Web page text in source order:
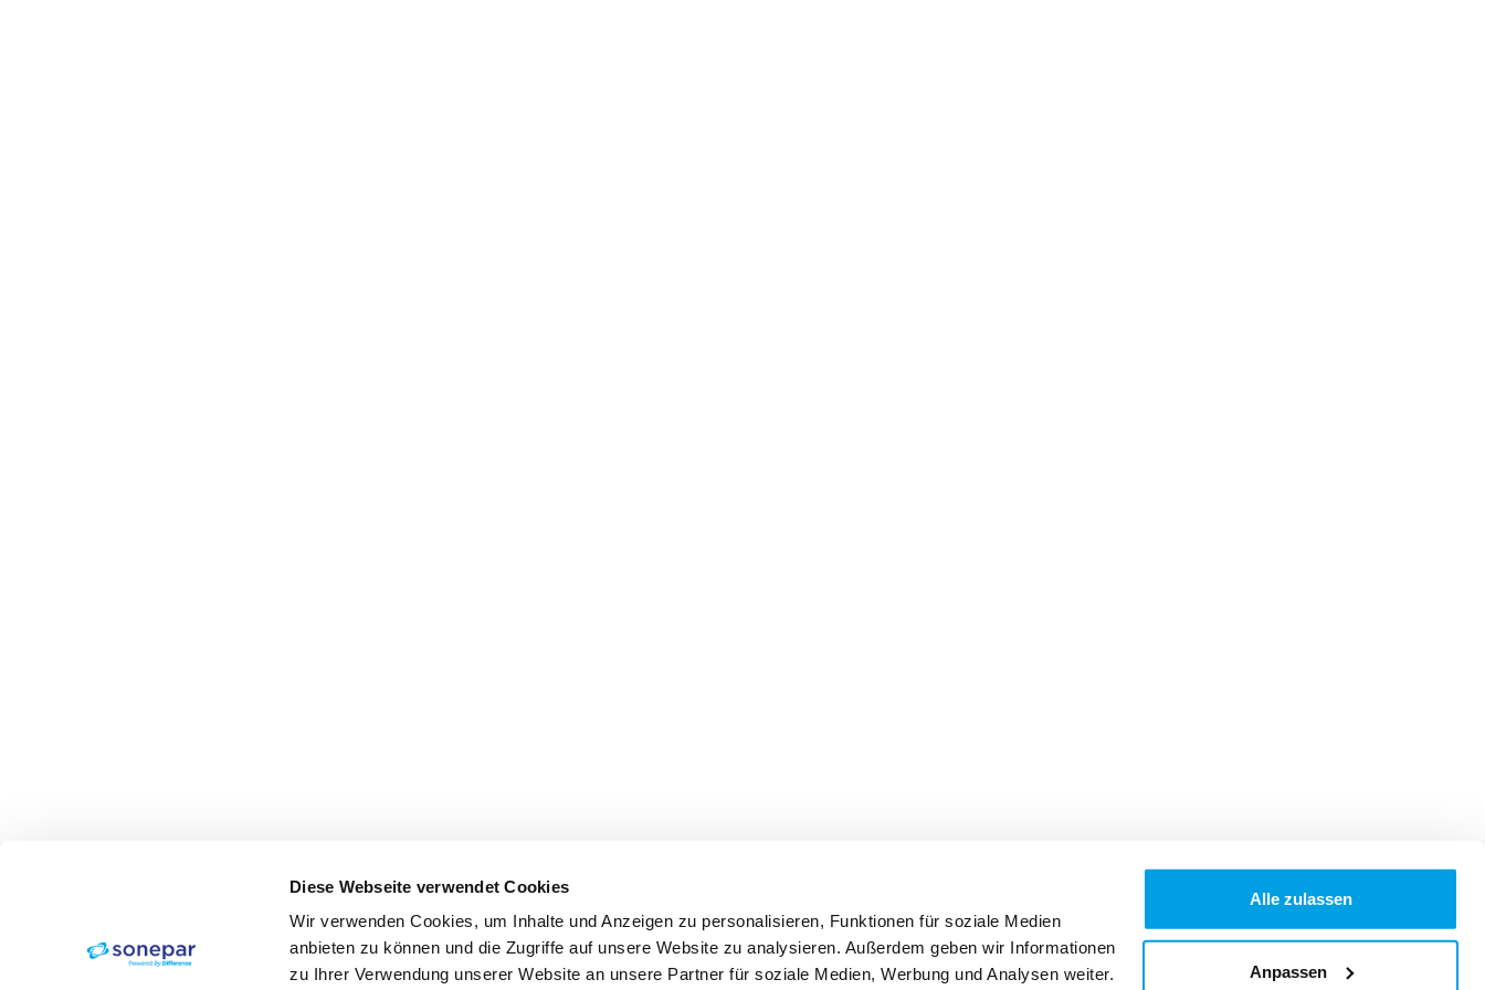
Diese Webseite verwendet Cookies
Wir verwenden Cookies, um Inhalte und Anzeigen zu personalisieren, Funktionen für soziale Medien
anbieten zu können und die Zugriffe auf unsere Website zu analysieren. Außerdem geben wir Informationen
zu Ihrer Verwendung unserer Website an unsere Partner für soziale Medien, Werbung und Analysen weiter.
Alle zulassen
Anpassen